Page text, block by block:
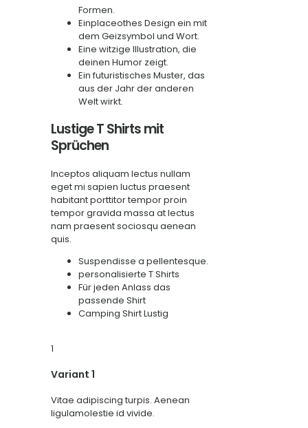
Formen.
Einplaceothes Design ein mit
dem Geizsymbol und Wort.
Eine witzige Illustration, die
deinen Humor zeigt.
Ein futuristisches Muster, das
aus der Jahr der anderen
Welt wirkt.
Lustige T Shirts mit
Sprüchen
Inceptos aliquam lectus nullam
eget mi sapien luctus praesent
habitant porttitor tempor proin
tempor gravida massa at lectus
nam praesent sociosqu aenean
quis.
Suspendisse a pellentesque.
personalisierte T Shirts
Für jeden Anlass das
passende Shirt
Camping Shirt Lustig
1
Variant 1
Vitae adipiscing turpis. Aenean
ligulamolestie id vivide.